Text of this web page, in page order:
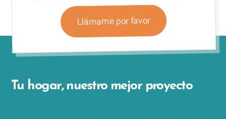
Llámame por favor
Tu hogar, nuestro mejor proyecto